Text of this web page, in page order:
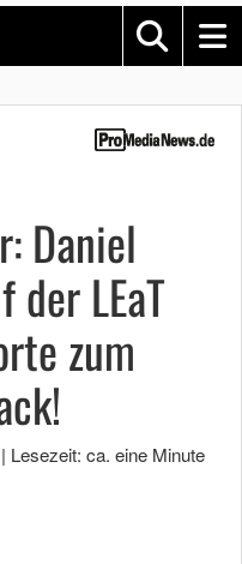
Daniel
LEaT
zum
| Lesezeit: ca. eine Minute